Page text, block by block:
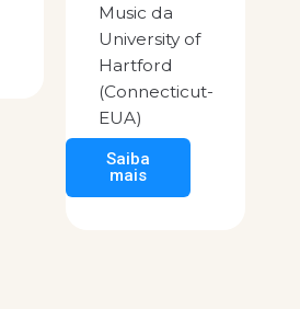
Music da
University of
Hartford
(Connecticut-